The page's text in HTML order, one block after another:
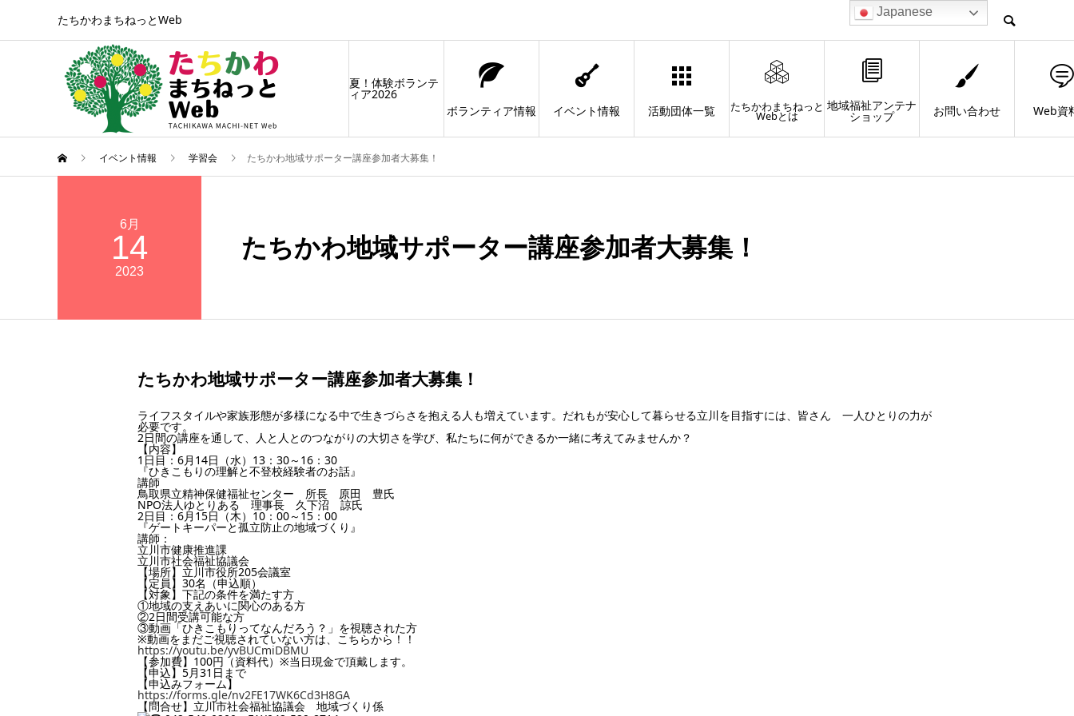
たちかわまちねっとWeb
夏！体験ボランテ
ィア2026
ボランティア情報
イベント情報 活動団体一覧 たちかわまちねっと
Webとは
地域福祉アンテナ
ショップ お問い合わせ Web資
イベント情報 学習会 たちかわ地域サポーター講座参加者大募集！
6月
14
2023
たちかわ地域サポーター講座参加者大募集！
たちかわ地域サポーター講座参加者大募集！
ライフスタイルや家族形態が多様になる中で生きづらさを抱える人も増えています。だれもが安心して暮らせる立川を目指すには、皆さん 一人ひとりの力が
必要です。
2日間の講座を通して、人と人とのつながりの大切さを学び、私たちに何ができるか一緒に考えてみませんか？
【内容】
1日目：6月14日（水）13：30～16：30
『ひきこもりの理解と不登校経験者のお話』
講師
鳥取県立精神保健福祉センター 所長 原田 豊氏
NPO法人ゆとりある 理事長 久下沼 諒氏
2日目：6月15日（木）10：00～15：00
『ゲートキーパーと孤立防止の地域づくり』
講師：
立川市健康推進課
立川市社会福祉協議会
【場所】立川市役所205会議室
【定員】30名（申込順）
【対象】下記の条件を満たす方
①地域の支えあいに関心のある方
②2日間受講可能な方
③動画「ひきこもりってなんだろう？」を視聴された方
※動画をまだご視聴されていない方は、こちらから！！
https://youtu.be/yvBUCmiDBMU
【参加費】100円（資料代）※当日現金で頂戴します。
【申込】5月31日まで
【申込みフォーム】
https://forms.gle/nv2FE17WK6Cd3H8GA
【問合せ】立川市社会福祉協議会 地域づくり係
Japanese